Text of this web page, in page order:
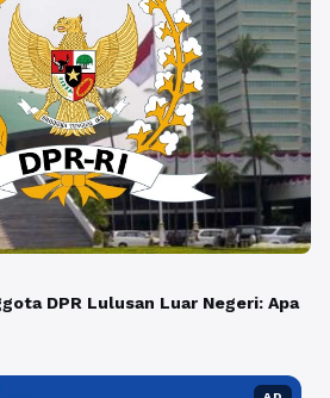
DPR Lulusan Luar Negeri: Apa